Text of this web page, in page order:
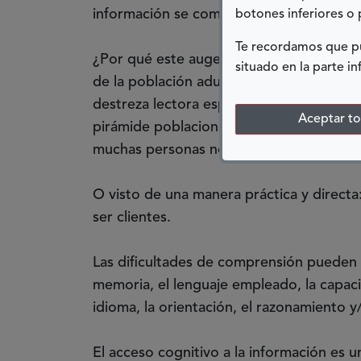
botones inferiores o
Te recordamos que
situado en la parte
Aceptar
información se comprenda por la mayor
¿Por qué este auge? Diversos estudios
de la población adulta no alcanza, por
destreza lectora esperada para esas
pirámide poblacional que sabemos la
muchas personas no comprenden gran
O visto de una manera práctica y
ser clientes.
Las dificultades de comprensión
memoria, el lenguaje empleado, la
idioma, la orientación, el razonamiento
El acceso cognitivo a la información es